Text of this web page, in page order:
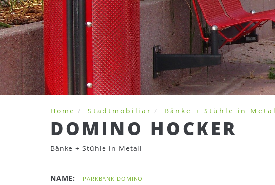
Home Stadtmobiliar Bänke + Stühle in
DOMINO HOCKER
Bänke + Stühle in Metall
NAME: PARKBANK DOMINO